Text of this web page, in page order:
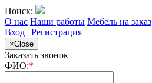
Поиск:
О нас Наши работы Мебель на заказ
Вход | Регистрация
×Close
Заказать звонок
ФИО:*